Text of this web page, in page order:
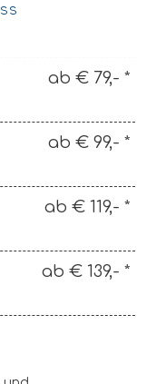
ab € 79,- *
ab € 99,- *
ab € 119,- *
ab € 139,- *